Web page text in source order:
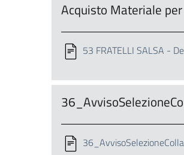
Acquisto Materiale
53 FRATELLI SALSA -